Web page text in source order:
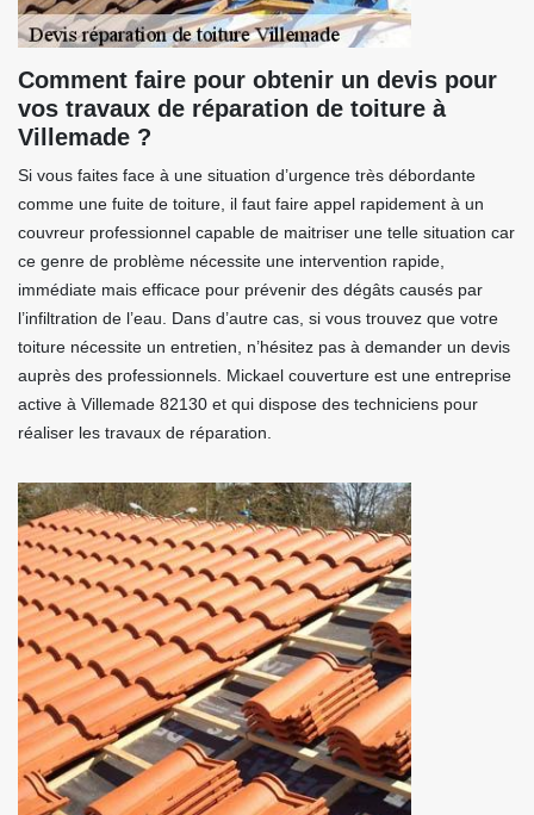
Comment faire pour obtenir un devis pour
vos travaux de réparation de toiture à
Villemade ?
Si vous faites face à une situation d’urgence très débordante
comme une fuite de toiture, il faut faire appel rapidement à un
couvreur professionnel capable de maitriser une telle situation car
ce genre de problème nécessite une intervention rapide,
immédiate mais efficace pour prévenir des dégâts causés par
l’infiltration de l’eau. Dans d’autre cas, si vous trouvez que votre
toiture nécessite un entretien, n’hésitez pas à demander un devis
auprès des professionnels. Mickael couverture est une entreprise
active à Villemade 82130 et qui dispose des techniciens pour
réaliser les travaux de réparation.